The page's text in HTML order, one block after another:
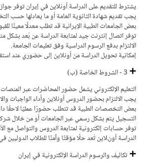
يشترط للتقديم على الدراسة أونلاين في إيران توفر
يجب تقديم شهادة الثانوية العامة أو ما يعادلها حسب
بعض الجامعات الطبية الإيرانية قد تطلب معدلًا معينًا
توفر اتصال إنترنت جيد لمتابعة الدراسة عن بُعد بشكل
الالتزام بدفع الرسوم الدراسية وفق تعليمات الجامعة.
إمكانية تحويل الدراسة من أونلاين إلى حضوري عند
3 - الشروط الخاصة (ب)
التعليم الإلكتروني يشمل حضور المحاضرات عبر المنصات
يجب الالتزام بحضور الدروس أونلاين وأداء الواجبات
بعض التخصصات الطبية قد تتطلب حضورًا عمليًا لاحقًا
التسجيل يتم بشكل رسمي عبر الجامعات أو من خلال
توفر حسابات إلكترونية لمتابعة الدروس والتواصل مع
الدراسة أونلاين تُعد حلًا مؤقتًا وآمنًا للطلاب الدوليين
تكاليف والرسوم الدراسة الإلكترونية في إيران